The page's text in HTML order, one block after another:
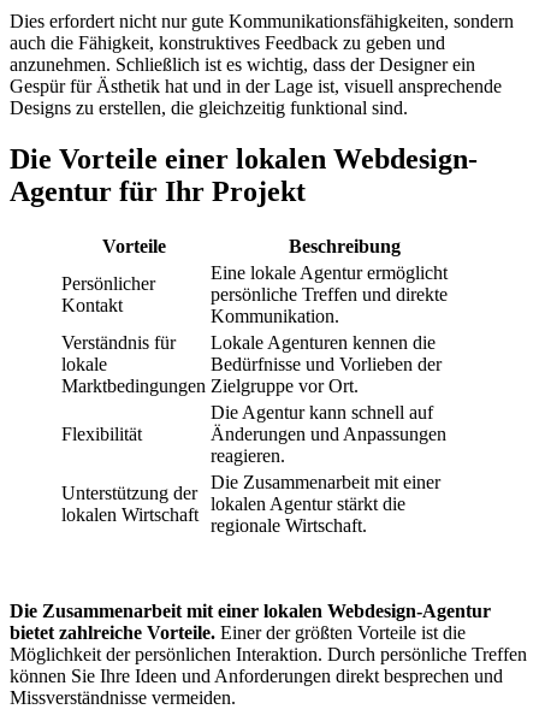
Dies erfordert nicht nur gute Kommunikationsfähigkeiten, sondern
auch die Fähigkeit, konstruktives Feedback zu geben und
anzunehmen. Schließlich ist es wichtig, dass der Designer ein
Gespür für Ästhetik hat und in der Lage ist, visuell ansprechende
Designs zu erstellen, die gleichzeitig funktional sind.
Die Vorteile einer lokalen Webdesign-
Agentur für Ihr Projekt
Vorteile
Beschreibung
Persönlicher
Kontakt
Eine lokale Agentur ermöglicht
persönliche Treffen und direkte
Kommunikation.
Verständnis für
lokale
Marktbedingungen
Lokale Agenturen kennen die
Bedürfnisse und Vorlieben der
Zielgruppe vor Ort.
Flexibilität
Die Agentur kann schnell auf
Änderungen und Anpassungen
reagieren.
Unterstützung der
lokalen Wirtschaft
Die Zusammenarbeit mit einer
lokalen Agentur stärkt die
regionale Wirtschaft.
Die Zusammenarbeit mit einer lokalen Webdesign-Agentur
bietet zahlreiche Vorteile. Einer der größten Vorteile ist die
Möglichkeit der persönlichen Interaktion. Durch persönliche Treffen
können Sie Ihre Ideen und Anforderungen direkt besprechen und
Missverständnisse vermeiden.